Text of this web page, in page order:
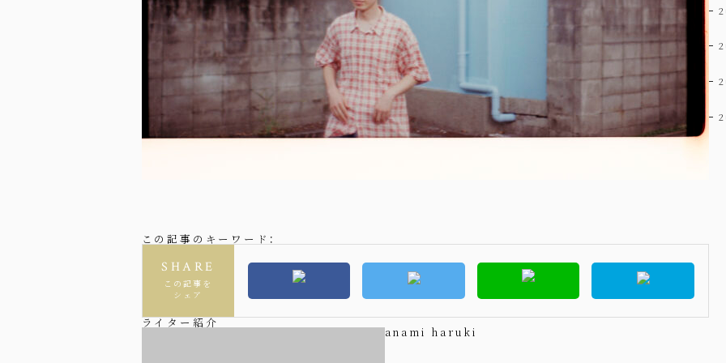
この記事のキーワード：
SHARE
この記事を
シェア
ライター紹介
anami haruki